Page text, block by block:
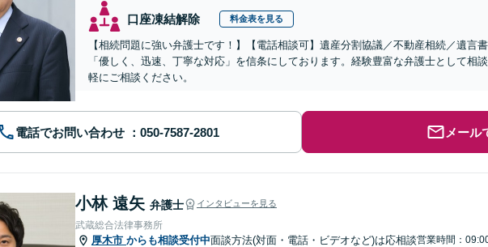
口座凍結解除 料金表を見る
【相続問題に強い弁護士です！】【電話相談可】遺産分割協議／不動産相続／遺言
「優しく、迅速、丁寧な対応」を信条にしております。経験豊富な弁護士として相
軽にご相談ください。
電話でお問い合わせ メール
小林 遠矢 弁護士 インタビューを見る
武蔵総合法律事務所
厚木市 からも相談受付中面談方法(対面・電話・ビデオなど)は応相談営業時間：